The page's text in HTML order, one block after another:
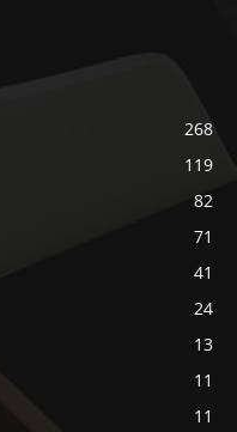
268
119
82
71
41
24
13
11
11